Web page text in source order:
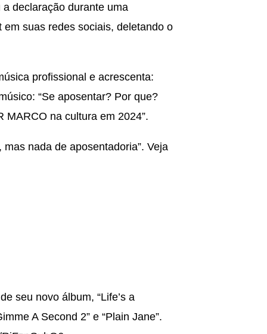
declaração durante uma
em suas redes sociais, deletando o
profissional e acrescenta:
“Se aposentar? Por que?
na cultura em 2024”.
nada de aposentadoria”. Veja
seu novo álbum, “Life’s a
A Second 2” e “Plain Jane”.